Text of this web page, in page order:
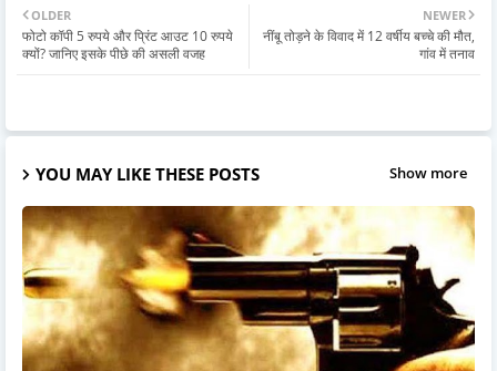
NEWER
नींबू तोड़ने के विवाद में 12 वर्षीय बच्चे की मौत,
गांव में तनाव
OLDER
फोटो कॉपी 5 रुपये और प्रिंट आउट 10 रुपये
क्यों? जानिए इसके पीछे की असली वजह
YOU MAY LIKE THESE POSTS Show more